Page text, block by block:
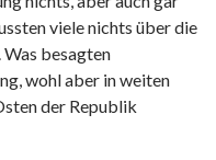
viele nichts über die
Was besagten
wohl aber in weiten
der Republik